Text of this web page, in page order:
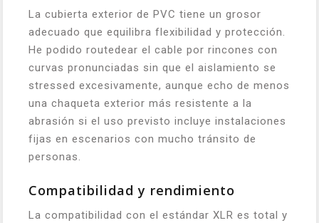
La cubierta exterior de PVC tiene un grosor
adecuado que equilibra flexibilidad y protección.
He podido routedear el cable por rincones con
curvas pronunciadas sin que el aislamiento se
stressed excesivamente, aunque echo de menos
una chaqueta exterior más resistente a la
abrasión si el uso previsto incluye instalaciones
fijas en escenarios con mucho tránsito de
personas.
Compatibilidad y rendimiento
La compatibilidad con el estándar XLR es total y